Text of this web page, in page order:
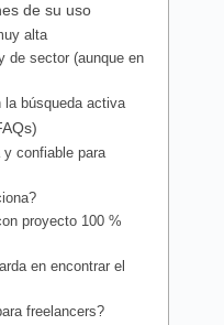
de su uso
alta
de sector (aunque en
la búsqueda activa
confiable para
proyecto 100 %
en encontrar el
freelancers?